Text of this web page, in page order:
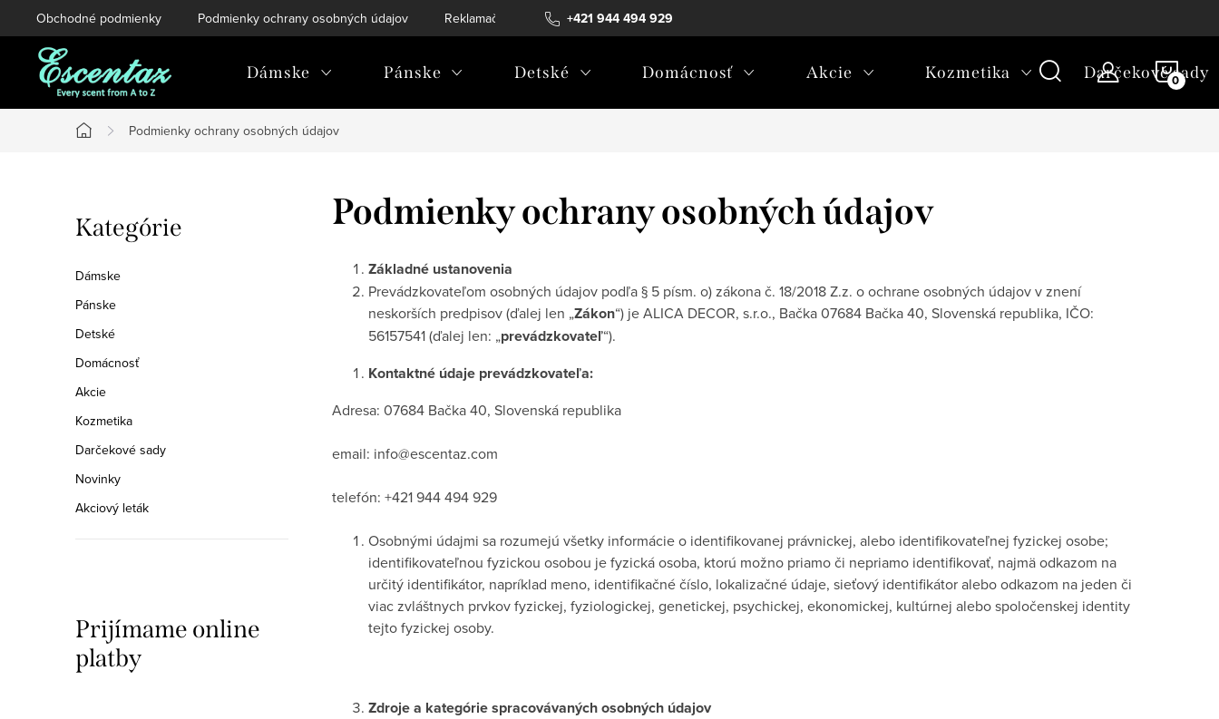
na
+421 944 494 929
Obchodné podmienky Podmienky ochrany osobných údajov Reklamačný poriadok Reklamačný formulár
Dámske Pánske Detské Domácnosť Akcie Kozmetika Darčekové sady
Domov
Podmienky ochrany osobných údajov
o
č
n
ý
p
a
n
e
l
Preskočiť
kategórie
Kategórie
Dámske
Pánske
Detské
Domácnosť
Akcie
Kozmetika
Darčekové sady
Novinky
Akciový leták
Prijímame online
platby
Podmienky ochrany osobných údajov
Základné ustanovenia
Prevádzkovateľom osobných údajov podľa § 5 písm. o) zákona č. 18/2018 Z.z. o ochrane osobných údajov v znení
neskorších predpisov (ďalej len „Zákon“) jeALICA DECOR, s.r.o., Bačka 07684 Bačka 40, Slovenská republika, IČO:
56157541(ďalej len: „prevádzkovateľ“).
Kontaktné údaje prevádzkovateľa:
Adresa: 07684 Bačka 40, Slovenská republika
email: info@escentaz.com
telefón: +421 944 494 929
Osobnými údajmi sa rozumejú všetky informácie o identifikovanej právnickej, alebo identifikovateľnej fyzickej osobe;
identifikovateľnou fyzickou osobou je fyzická osoba, ktorú možno priamo či nepriamo identifikovať, najmä odkazom na
určitý identifikátor, napríklad meno, identifikačné číslo, lokalizačné údaje, sieťový identifikátor alebo odkazom na jeden či
viac zvláštnych prvkov fyzickej, fyziologickej, genetickej, psychickej, ekonomickej, kultúrnej alebo spoločenskej identity
tejto fyzickej osoby.
Zdroje a kategórie spracovávaných osobných údajov